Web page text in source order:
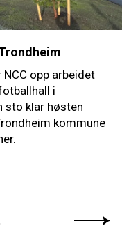
opp arbeidet
i
sto klar høsten
kommune